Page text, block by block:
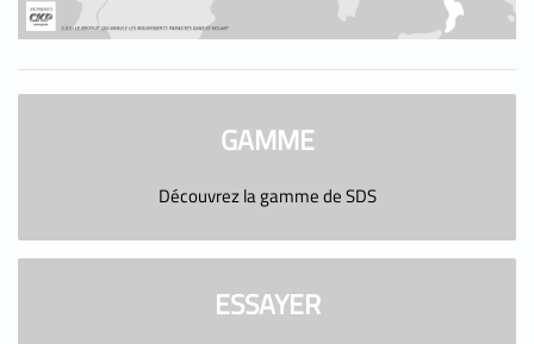
GAMME
Découvrez la gamme de SDS
ESSAYER